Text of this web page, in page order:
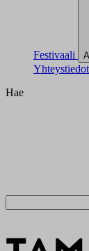
Festivaali
Yhteystiedot
Hae